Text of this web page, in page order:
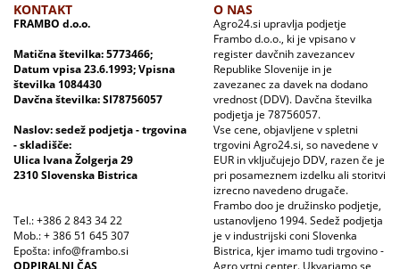
KONTAKT
FRAMBO d.o.o.
Matična številka: 5773466;
Datum vpisa 23.6.1993; Vpisna
številka 1084430
Davčna številka: SI78756057
Naslov: sedež podjetja - trgovina
- skladišče:
Ulica Ivana Žolgerja 29
2310 Slovenska Bistrica
Tel.: +386 2 843 34 22
Mob.: + 386 51 645 307
Epošta: info@frambo.si
ODPIRALNI ČAS
O NAS
Agro24.si upravlja podjetje
Frambo d.o.o., ki je vpisano v
register davčnih zavezancev
Republike Slovenije in je
zavezanec za davek na dodano
vrednost (DDV). Davčna številka
podjetja je 78756057.
Vse cene, objavljene v spletni
trgovini Agro24.si, so navedene v
EUR in vključujejo DDV, razen če je
pri posameznem izdelku ali storitvi
izrecno navedeno drugače.
Frambo doo je družinsko podjetje,
ustanovljeno 1994. Sedež podjetja
je v industrijski coni Slovenka
Bistrica, kjer imamo tudi trgovino -
Agro vrtni center. Ukvarjamo se